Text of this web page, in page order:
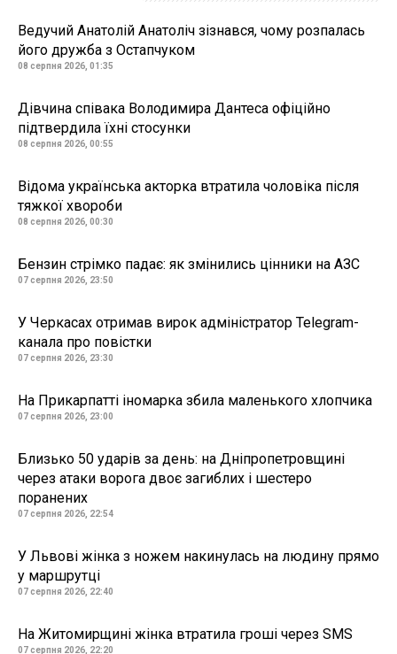
Ведучий Анатолій Анатоліч зізнався, чому розпалась
його дружба з Остапчуком
08 серпня 2026, 01:35
Дівчина співака Володимира Дантеса офіційно
підтвердила їхні стосунки
08 серпня 2026, 00:55
Відома українська акторка втратила чоловіка після
тяжкої хвороби
08 серпня 2026, 00:30
Бензин стрімко падає: як змінились цінники на АЗС
07 серпня 2026, 23:50
У Черкасах отримав вирок адміністратор Telegram-
канала про повістки
07 серпня 2026, 23:30
На Прикарпатті іномарка збила маленького хлопчика
07 серпня 2026, 23:00
Близько 50 ударів за день: на Дніпропетровщині
через атаки ворога двоє загиблих і шестеро
поранених
07 серпня 2026, 22:54
У Львові жінка з ножем накинулась на людину прямо
у маршрутці
07 серпня 2026, 22:40
На Житомирщині жінка втратила гроші через SMS
07 серпня 2026, 22:20